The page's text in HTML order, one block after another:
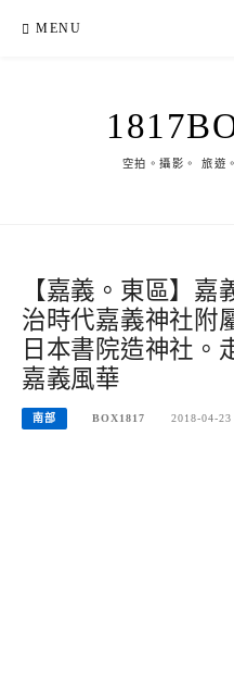
MENU
空拍。攝影。 旅遊
【嘉義。東區】嘉
治時代嘉義神社附
日本書院造神社。
嘉義風華
南部 BOX1817 2018-04-23